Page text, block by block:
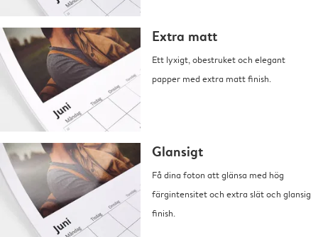
Extra matt
Ett lyxigt, obestruket och elegant
papper med extra matt finish.
Glansigt
Få dina foton att glänsa med hög
färgintensitet och extra slät och glansig
finish.